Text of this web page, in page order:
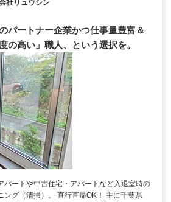
社リュウシン
パートナー企業かつ仕事量豊富＆
の高い」職人、という選択を。
パートや中古住宅・アパートなど入退室時の
ング（清掃）。 直行直帰OK！ 主に千葉県